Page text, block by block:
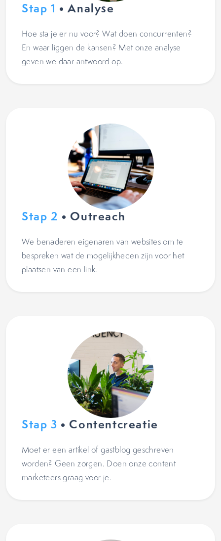
Stap 1 • Analyse
Hoe sta je er nu voor? Wat doen concurrenten?
En waar liggen de kansen? Met onze analyse
geven we daar antwoord op.
Stap 2 • Outreach
We benaderen eigenaren van websites om te
bespreken wat de mogelijkheden zijn voor het
plaatsen van een link.
Stap 3 • Contentcreatie
Moet er een artikel of gastblog geschreven
worden? Geen zorgen. Doen onze content
marketeers graag voor je.